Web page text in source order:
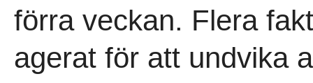
förra veckan. Flera
agerat för att undvika